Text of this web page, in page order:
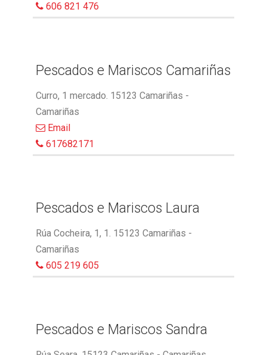
606 821 476
Pescados e Mariscos Camariñas
Curro, 1 mercado. 15123 Camariñas -
Camariñas
Email
617682171
Pescados e Mariscos Laura
Rúa Cocheira, 1, 1. 15123 Camariñas -
Camariñas
605 219 605
Pescados e Mariscos Sandra